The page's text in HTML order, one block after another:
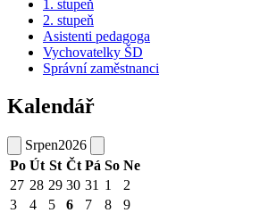
1. stupeň
2. stupeň
Asistenti pedagoga
Vychovatelky ŠD
Správní zaměstnanci
Kalendář
Srpen2026
Po Út St Čt Pá So Ne
27 28 29 30 31 1
2
3
4 5 6 7 8
9